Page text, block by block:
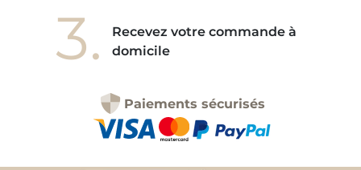
3.
Recevez votre commande à
domicile
Paiements sécurisés